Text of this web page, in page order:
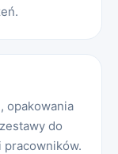
opakowania
do
pracowników.